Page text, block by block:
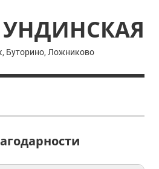
Буторино, Ложниково